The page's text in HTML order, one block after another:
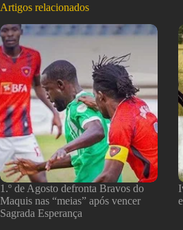
Artigos relacionados
1.º de Agosto defronta Bravos do
Maquis nas “meias” após vencer
Sagrada Esperança